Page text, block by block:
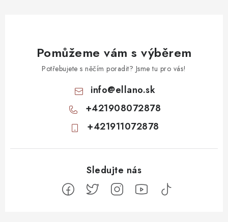
Pomůžeme vám s výběrem
Potřebujete s něčím poradit? Jsme tu pro vás!
info@ellano.sk
+421908072878
+421911072878